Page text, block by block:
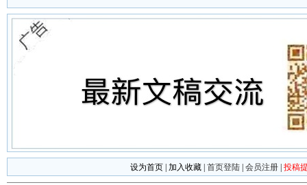
设为首页 加入收藏 首页登陆 会员注册 投稿